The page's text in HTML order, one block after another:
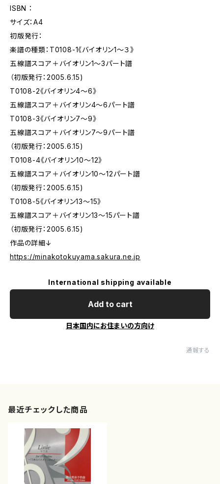
ISBN ：
サイズ：A4
初版発行：
楽譜の種類：T0108-1《バイオリン1〜３》
五線譜スコア＋バイオリン1〜3パート譜
（初版発行：2005.6.15)
T0108-2《バイオリン4〜6》
五線譜スコア＋バイオリン4〜6パート譜
T0108-3《バイオリン7〜9》
五線譜スコア＋バイオリン7〜9パート譜
（初版発行：2005.6.15)
T0108-4《バイオリン10〜12》
五線譜スコア＋バイオリン10〜12パート譜
（初版発行：2005.6.15)
T0108-5《バイオリン13〜15》
五線譜スコア＋バイオリン13〜15パート譜
（初版発行：2005.6.15)
作品の詳細↓
https://minakotokuyama.sakura.ne.jp
International shipping available
Add to cart
日本国内にお住まいの方向け
通報する
最近チェックした商品